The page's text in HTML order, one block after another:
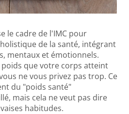
le cadre de l'IMC pour
de la santé, intégrant
mentaux et émotionnels.
poids que votre corps atteint
ne vous privez pas trop. Ce
du "poids santé"
mais cela ne veut pas dire
habitudes.